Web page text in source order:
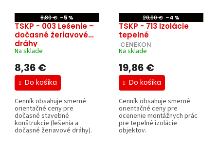
8,80 € –5 %
TSKP - 003 Lešenie –
dočasné žeriavové
dráhy
CENEKON
Na sklade
8,36 €
Do košíka
Cenník obsahuje smerné
orientačné ceny pre
dočasné stavebné
konštrukcie (lešenia a
dočasné žeriavové dráhy).
20,90 € –4 %
TSKP - 713 Izolácie
tepelné
CENEKON
Na sklade
19,86 €
Do košíka
Cenník obsahuje smerné
orientačné ceny pre
ocenenie montážnych prác
pre tepelné izolácie
objektov.